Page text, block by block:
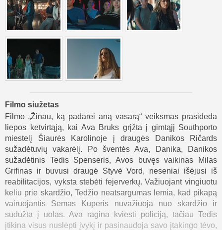
Filmo siužetas
Filmo „Žinau, ką padarei aną vasarą“ veiksmas prasideda
liepos ketvirtąją, kai Ava Bruks grįžta į gimtąjį Southporto
miestelį Šiaurės Karolinoje į draugės Danikos Ričards
sužadėtuvių vakarėlį. Po šventės Ava, Danika, Danikos
sužadėtinis Tedis Spenseris, Avos buvęs vaikinas Milas
Grifinas ir buvusi draugė Styvė Vord, neseniai išėjusi iš
reabilitacijos, vyksta stebėti fejerverkų. Važiuojant vingiuotu
keliu prie skardžio, Tedžio neatsargumas lemia, kad pikapą
vairuojantis Semas Kuperis nuvažiuoja nuo skardžio ir
sudūžta į uolas. Ava ragina kviesti policiją, tačiau Tedis
įtikina visus nuslėpti įvykį ir pasinaudoja savo įtakingo tėvo,